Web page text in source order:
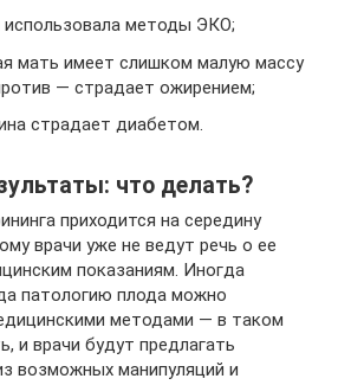
использовала методы ЭКО;
мать имеет слишком малую массу
— страдает ожирением;
страдает диабетом.
что делать?
приходится на середину
врачи уже не ведут речь о ее
показаниям. Иногда
патологию плода можно
методами — в таком
и врачи будут предлагать
возможных манипуляций и